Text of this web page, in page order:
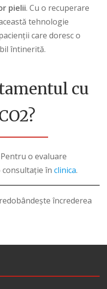
pielii. Cu o recuperare
tehnologie
care doresc o
întinerită.
cu
o evaluare
consultație în clinica.
încrederea